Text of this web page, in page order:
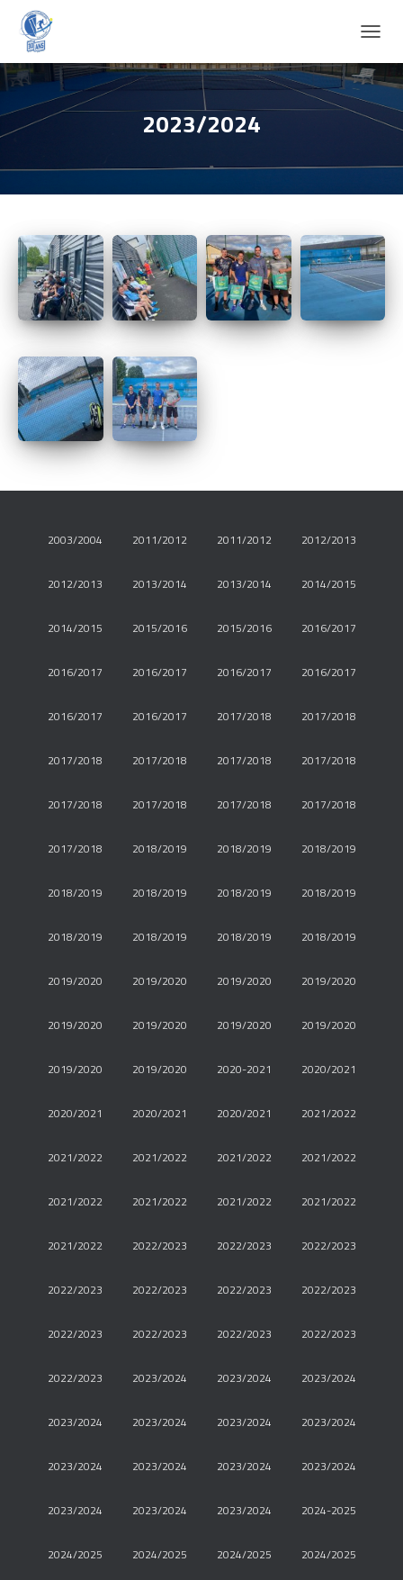
É
P
I
L
N
V
I
G
A
I
O
2023/2024
2003/2004 2011/2012 2011/2012 2012/2013
2012/2013 2013/2014 2013/2014 2014/2015
2014/2015 2015/2016 2015/2016 2016/2017
2016/2017 2016/2017 2016/2017 2016/2017
2016/2017 2016/2017 2017/2018 2017/2018
2017/2018 2017/2018 2017/2018 2017/2018
2017/2018 2017/2018 2017/2018 2017/2018
2017/2018 2018/2019 2018/2019 2018/2019
2018/2019 2018/2019 2018/2019 2018/2019
2018/2019 2018/2019 2018/2019 2018/2019
2019/2020 2019/2020 2019/2020 2019/2020
2019/2020 2019/2020 2019/2020 2019/2020
2019/2020 2019/2020 2020-2021 2020/2021
2020/2021 2020/2021 2020/2021 2021/2022
2021/2022 2021/2022 2021/2022 2021/2022
2021/2022 2021/2022 2021/2022 2021/2022
2021/2022 2022/2023 2022/2023 2022/2023
2022/2023 2022/2023 2022/2023 2022/2023
2022/2023 2022/2023 2022/2023 2022/2023
2022/2023 2023/2024 2023/2024 2023/2024
2023/2024 2023/2024 2023/2024 2023/2024
2023/2024 2023/2024 2023/2024 2023/2024
2023/2024 2023/2024 2023/2024 2024-2025
2024/2025 2024/2025 2024/2025 2024/2025